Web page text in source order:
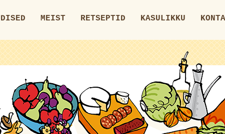
MEIST RETSEPTID KASULIKKU